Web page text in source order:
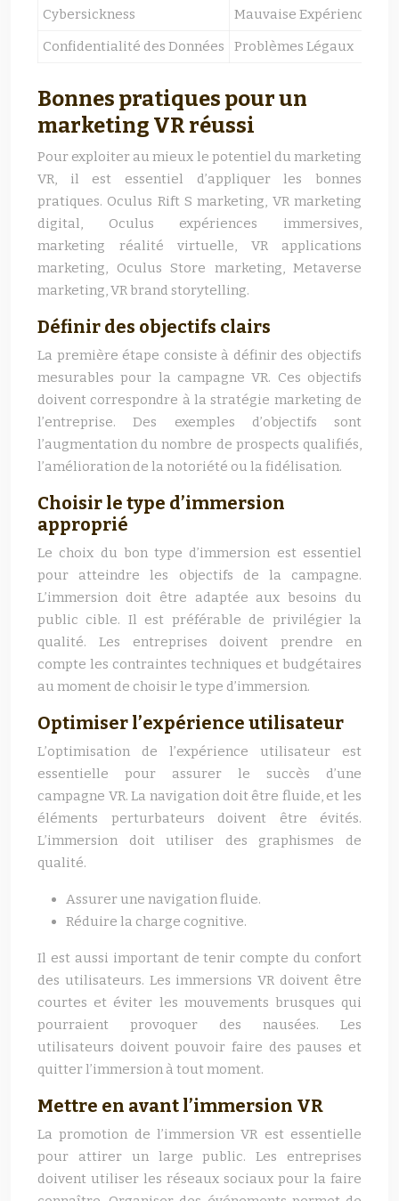
Cybersickness
Mauvaise Expérience
Confidentialité des Données
Problèmes Légaux
Bonnes pratiques pour un
marketing VR réussi
Pour exploiter au mieux le potentiel du marketing
VR, il est essentiel d’appliquer les bonnes
pratiques. Oculus Rift S marketing, VR marketing
digital, Oculus expériences immersives,
marketing réalité virtuelle, VR applications
marketing, Oculus Store marketing, Metaverse
marketing, VR brand storytelling.
Définir des objectifs clairs
La première étape consiste à définir des objectifs
mesurables pour la campagne VR. Ces objectifs
doivent correspondre à la stratégie marketing de
l’entreprise. Des exemples d’objectifs sont
l’augmentation du nombre de prospects qualifiés,
l’amélioration de la notoriété ou la fidélisation.
Choisir le type d’immersion
approprié
Le choix du bon type d’immersion est essentiel
pour atteindre les objectifs de la campagne.
L’immersion doit être adaptée aux besoins du
public cible. Il est préférable de privilégier la
qualité. Les entreprises doivent prendre en
compte les contraintes techniques et budgétaires
au moment de choisir le type d’immersion.
Optimiser l’expérience utilisateur
L’optimisation de l’expérience utilisateur est
essentielle pour assurer le succès d’une
campagne VR. La navigation doit être fluide, et les
éléments perturbateurs doivent être évités.
L’immersion doit utiliser des graphismes de
qualité.
Assurer une navigation fluide.
Réduire la charge cognitive.
Il est aussi important de tenir compte du confort
des utilisateurs. Les immersions VR doivent être
courtes et éviter les mouvements brusques qui
pourraient provoquer des nausées. Les
utilisateurs doivent pouvoir faire des pauses et
quitter l’immersion à tout moment.
Mettre en avant l’immersion VR
La promotion de l’immersion VR est essentielle
pour attirer un large public. Les entreprises
doivent utiliser les réseaux sociaux pour la faire